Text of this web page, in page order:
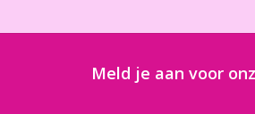
Meld je aan voor